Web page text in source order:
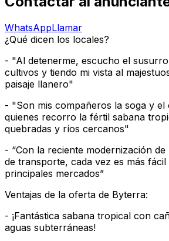
WhatsAppLlamar
¿Qué dicen los locales?
- "Al detenerme, escucho el
cultivos y tiendo mi vista al
paisaje llanero"
- "Son mis compañeros la soga y el
quienes recorro la fértil sabana
quebradas y ríos cercanos"
- “Con la reciente modernización
de transporte, cada vez es más
principales mercados”
Ventajas de la oferta de Byterra:
- ¡Fantástica sabana tropical con
aguas subterráneas!